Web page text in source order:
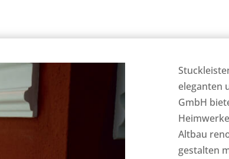
eleganten
GmbH
Altbau
gestalten